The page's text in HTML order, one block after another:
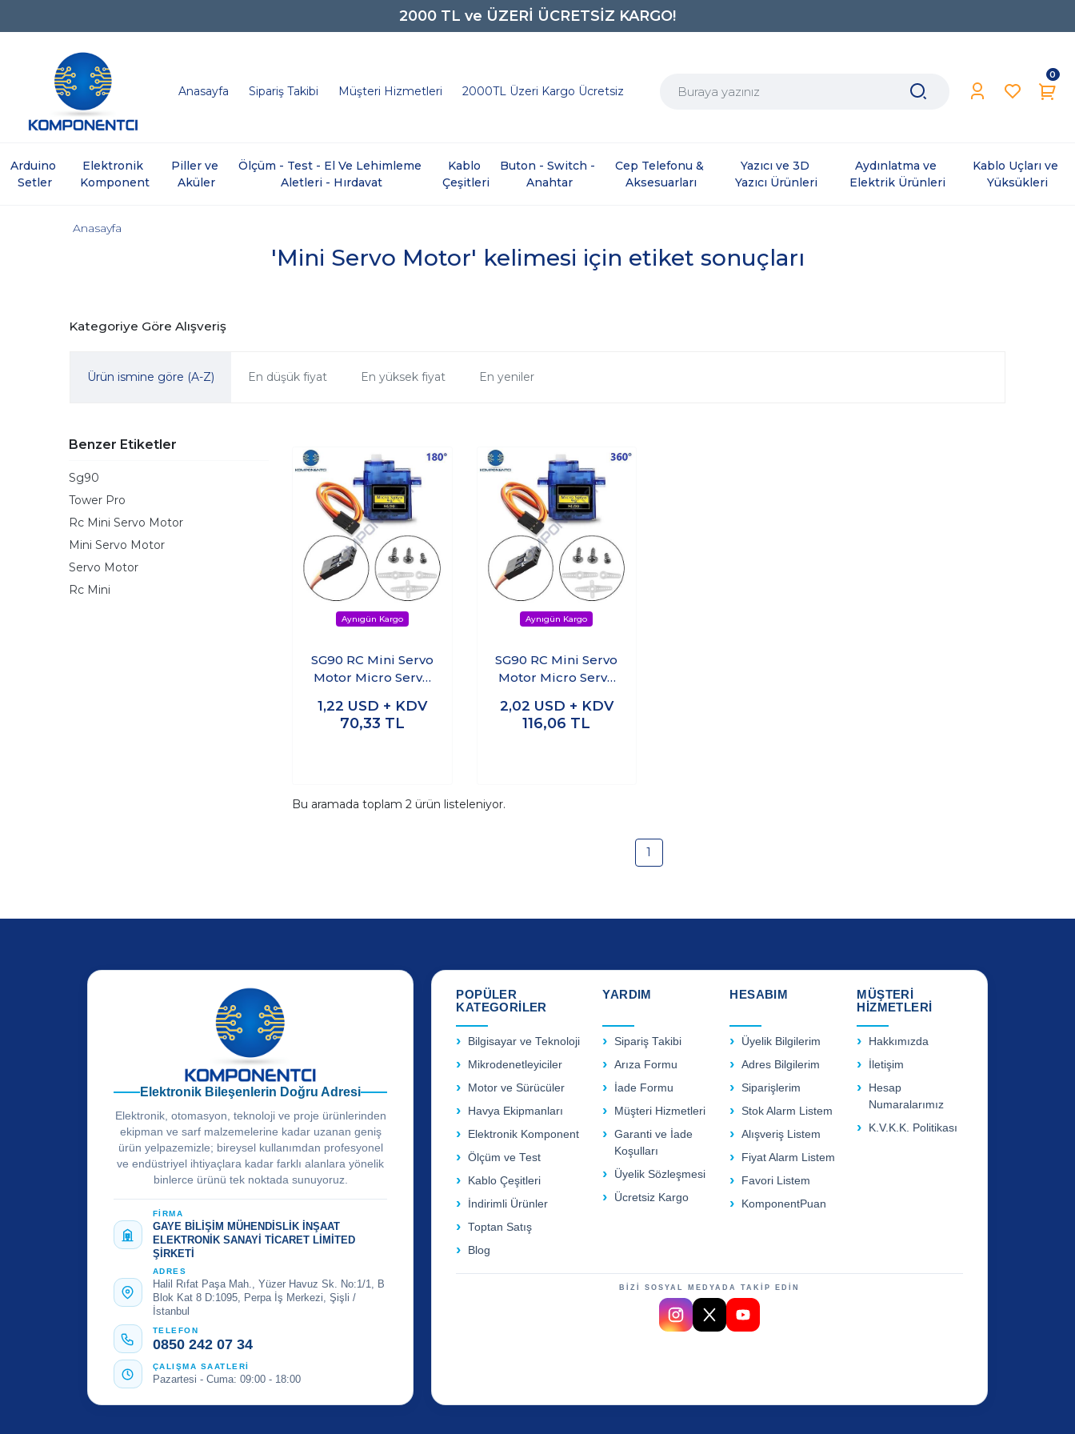
2000 TL ve ÜZERİ ÜCRETSİZ KARGO!
0850 242 0734
Anasayfa Sipariş Takibi Müşteri Hizmetleri 2000TL Üzeri Kargo Ücretsiz
0
Arduino
Setler
Elektronik
Komponent
Piller ve
Aküler
Ölçüm - Test - El Ve Lehimleme
Aletleri - Hırdavat
Kablo
Çeşitleri
Buton - Switch -
Anahtar
Cep Telefonu &
Aksesuarları
Yazıcı ve 3D
Yazıcı Ürünleri
Aydınlatma ve
Elektrik Ürünleri
Kablo Uçları ve
Yüksükleri
'Mini Servo Motor' kelimesi için etiket sonuçları
Anasayfa
Kategoriye Göre Alışveriş
Ürün ismine göre (A-Z) En düşük fiyat En yüksek fiyat En yeniler
Benzer Etiketler
Sg90
Tower Pro
Rc Mini Servo Motor
Mini Servo Motor
Servo Motor
Rc Mini
SG90 RC Mini Servo
Motor Micro Servo
1,22 USD + KDV
70,33 TL
SG90 RC Mini Servo
Motor Micro Servo
2,02 USD + KDV
116,06 TL
Bu aramada toplam 2 ürün listeleniyor.
1
Elektronik Bileşenlerin Doğru Adresi
Elektronik, otomasyon, teknoloji ve proje ürünlerinden
ekipman ve sarf malzemelerine kadar uzanan geniş
ürün yelpazemizle; bireysel kullanımdan profesyonel
ve endüstriyel ihtiyaçlara kadar farklı alanlara yönelik
binlerce ürünü tek noktada sunuyoruz.
FİRMA
GAYE BİLİŞİM MÜHENDİSLİK İNŞAAT
ELEKTRONİK SANAYİ TİCARET LİMİTED
ŞİRKETİ
ADRES
Halil Rıfat Paşa Mah., Yüzer Havuz Sk. No:1/1, B
Blok Kat 8 D:1095, Perpa İş Merkezi, Şişli /
İstanbul
TELEFON
0850 242 07 34
ÇALIŞMA SAATLERİ
Pazartesi - Cuma: 09:00 - 18:00
POPÜLER
KATEGORİLER
Bilgisayar ve Teknoloji
Mikrodenetleyiciler
Motor ve Sürücüler
Havya Ekipmanları
Elektronik Komponent
Ölçüm ve Test
Kablo Çeşitleri
İndirimli Ürünler
Toptan Satış
Blog
YARDIM
Sipariş Takibi
Arıza Formu
İade Formu
Müşteri Hizmetleri
Garanti ve İade
Koşulları
Üyelik Sözleşmesi
Ücretsiz Kargo
HESABIM
Üyelik Bilgilerim
Adres Bilgilerim
Siparişlerim
Stok Alarm Listem
Alışveriş Listem
Fiyat Alarm Listem
Favori Listem
KomponentPuan
MÜŞTERİ
HİZMETLERİ
Hakkımızda
İletişim
Hesap
Numaralarımız
K.V.K.K. Politikası
BİZİ SOSYAL MEDYADA TAKİP EDİN